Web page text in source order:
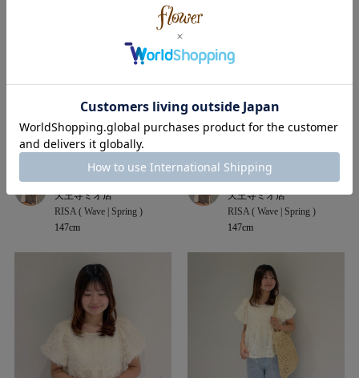
天王寺ミオ店
RISA ( Wave | Spring )
147cm
天王寺ミオ店
RISA ( Wave | Spring )
147cm